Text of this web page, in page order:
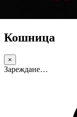
Кошница
×
Зареждане…